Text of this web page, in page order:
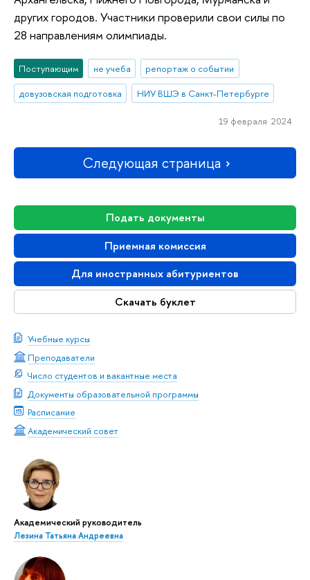
Подать документы
Приемная комиссия
Для иностранных абитуриентов
Скачать буклет
Учебные курсы
Преподаватели
Число студентов и вакантные места
Документы образовательной программы
Расписание
Академический совет
Академический руководитель
Лезина Татьяна Андреевна
других городов. Участники проверили свои силы по
28 направлениям олимпиады.
Поступающим не учеба
репортаж о событии
довузовская подготовка
НИУ ВШЭ в Санкт-Петербурге
19 февраля 2024
Следующая страница